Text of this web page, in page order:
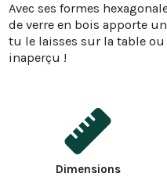
Avec ses formes
de verre en bois apporte
tu le laisses sur la table ou
inaperçu !
Dimensions